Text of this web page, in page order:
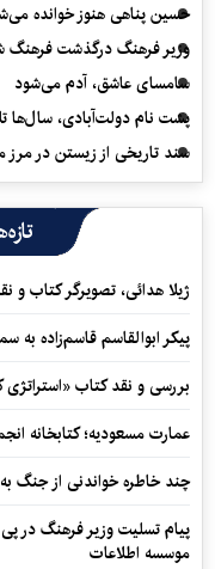
حسین پناهی هنوز خوانده
وزیر فرهنگ درگذشت فرهنگ
سامسای عاشق، آدم می‌شود
پشت نام دولت‌آبادی، سال‌ها
سند تاریخی از زیستن در مرز
ژیلا هدائی، تصویرگر کتاب
پیکر ابوالقاسم قاسم‌زاده
بررسی و نقد کتاب «استراتژی
عمارت مسعودیه؛ کتابخانه
چند خاطره خواندنی از جنگ
پیام تسلیت وزیر فرهنگ در
موسسه اطلاعات